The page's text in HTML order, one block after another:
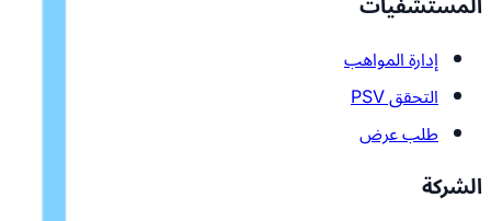
إدارة المواهب
التحقق PSV
طلب عرض
الشركة